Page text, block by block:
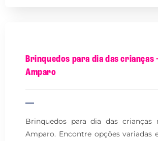
Brinquedos para dia das crianças
Amparo
Brinquedos para dia das crianças
Amparo. Encontre opções variadas